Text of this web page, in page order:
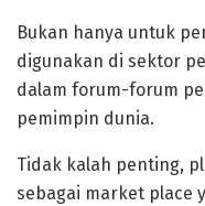
Bukan hanya untuk
digunakan di sektor
dalam forum-forum
pemimpin dunia.
Tidak kalah penting,
sebagai market place